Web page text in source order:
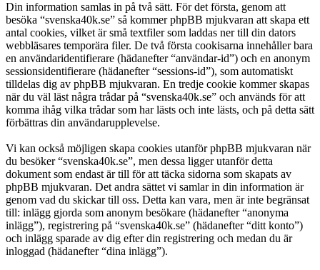
Din information samlas in på två sätt. För det första, genom att
besöka “svenska40k.se” så kommer phpBB mjukvaran att skapa ett
antal cookies, vilket är små textfiler som laddas ner till din dators
webbläsares temporära filer. De två första cookisarna innehåller bara
en användaridentifierare (hädanefter “användar-id”) och en anonym
sessionsidentifierare (hädanefter “sessions-id”), som automatiskt
tilldelas dig av phpBB mjukvaran. En tredje cookie kommer skapas
när du väl läst några trådar på “svenska40k.se” och används för att
komma ihåg vilka trådar som har lästs och inte lästs, och på detta sätt
förbättras din användarupplevelse.
Vi kan också möjligen skapa cookies utanför phpBB mjukvaran när
du besöker “svenska40k.se”, men dessa ligger utanför detta
dokument som endast är till för att täcka sidorna som skapats av
phpBB mjukvaran. Det andra sättet vi samlar in din information är
genom vad du skickar till oss. Detta kan vara, men är inte begränsat
till: inlägg gjorda som anonym besökare (hädanefter “anonyma
inlägg”), registrering på “svenska40k.se” (hädanefter “ditt konto”)
och inlägg sparade av dig efter din registrering och medan du är
inloggad (hädanefter “dina inlägg”).